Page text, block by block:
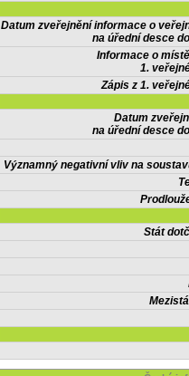
Datum zveřejnění informace o
na úřední desce
Informace o
1.
Zápis z 1.
Datum
na úřední desce
Významný negativní vliv na
Stát